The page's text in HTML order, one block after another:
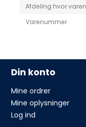
Afdeling hvor
Varenummer
Din konto
Mine ordrer
Mine oplysninger
Log ind